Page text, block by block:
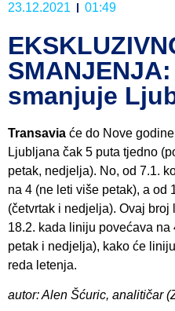
23.12.2021 01:49
smanjuje
Transavia će do Nove
Ljubljana čak 5 puta tjedno
petak, nedjelja). No, od 7.1.
na 4 (ne leti više petak), a od
(četvrtak i nedjelja). Ovaj
18.2. kada liniju povećava
petak i nedjelja), kako će
reda letenja.
autor: Alen Šćuric, analitičar